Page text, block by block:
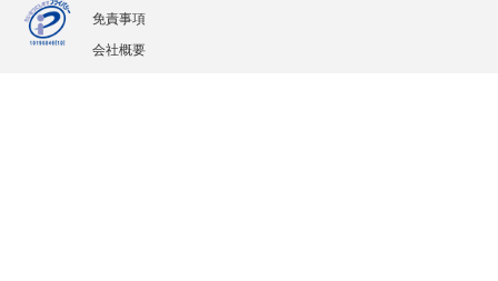
免責事項
会社概要